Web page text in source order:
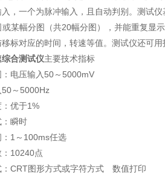
，一个为脉冲输入，且自动判别。测试
或某幅分图（共20幅分图），并能重复显
标对应的时间，转速等值。测试仪还可用
合测试仪主要技术指标
电压输入50～5000mV
～5000Hz
优于1%
瞬时
1～100ms任选
10240点
：CRT图形方式或字符方式 数值打印